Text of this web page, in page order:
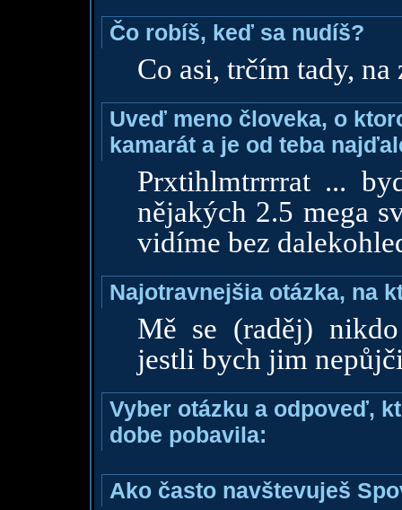
Čo robíš, keď sa nudíš?
Co asi, trčím tady,
Uveď meno človeka, o
kamarát a je od teba
Prxtihlmtrrrrat ...
nějakých 2.5 mega
vidíme bez
Najotravnejšia otázka, na
Mě se (raděj)
jestli bych jim
Vyber otázku a odpoveď,
dobe pobavila:
Ako často navštevuješ